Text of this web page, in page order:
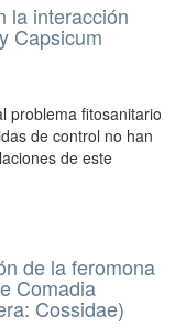
la interacción
Capsicum
problema fitosanitario
de control no han
de este
de la feromona
Comadia
Cossidae)